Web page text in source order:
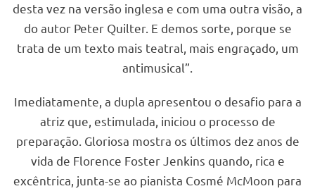
desta vez na versão inglesa e com uma outra visão, a
do autor Peter Quilter. E demos sorte, porque se
trata de um texto mais teatral, mais engraçado, um
antimusical”.
Imediatamente, a dupla apresentou o desafio para a
atriz que, estimulada, iniciou o processo de
preparação. Gloriosa mostra os últimos dez anos de
vida de Florence Foster Jenkins quando, rica e
excêntrica, junta-se ao pianista Cosmé McMoon para